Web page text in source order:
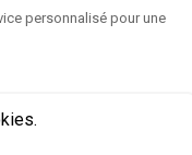
personnalisé pour une
Interrupteur sectionneur